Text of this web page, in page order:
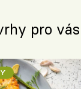
pro vás